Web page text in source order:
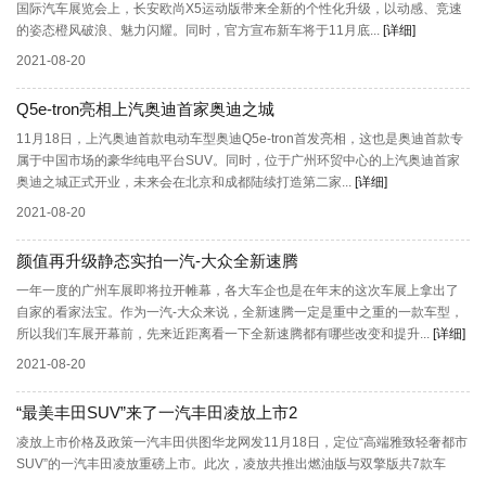
国际汽车展览会上，长安欧尚X5运动版带来全新的个性化升级，以动感、竞速
的姿态橙风破浪、魅力闪耀。同时，官方宣布新车将于11月底... [详细]
2021-08-20
Q5e-tron亮相上汽奥迪首家奥迪之城
11月18日，上汽奥迪首款电动车型奥迪Q5e-tron首发亮相，这也是奥迪首款专
属于中国市场的豪华纯电平台SUV。同时，位于广州环贸中心的上汽奥迪首家
奥迪之城正式开业，未来会在北京和成都陆续打造第二家... [详细]
2021-08-20
颜值再升级静态实拍一汽-大众全新速腾
一年一度的广州车展即将拉开帷幕，各大车企也是在年末的这次车展上拿出了
自家的看家法宝。作为一汽-大众来说，全新速腾一定是重中之重的一款车型，
所以我们车展开幕前，先来近距离看一下全新速腾都有哪些改变和提升... [详细]
2021-08-20
“最美丰田SUV”来了一汽丰田凌放上市2
凌放上市价格及政策一汽丰田供图华龙网发11月18日，定位“高端雅致轻奢都市
SUV”的一汽丰田凌放重磅上市。此次，凌放共推出燃油版与双擎版共7款车